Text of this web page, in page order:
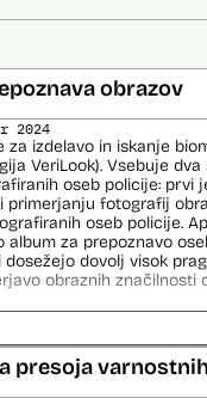
obrazov
2024
za izdelavo in iskanje
VeriLook). Vsebuje
oseb policije: prvi
primerjanju fotografij
oseb policije.
album za prepoznavo
dovolj visok
obraznih značilnosti
Evidenca
policije (ITSP)),
presoja